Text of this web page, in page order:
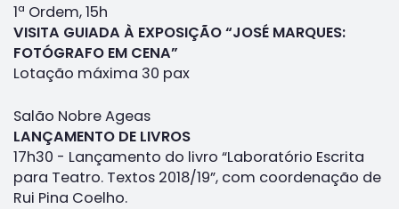
1ª Ordem, 15h
VISITA GUIADA À EXPOSIÇÃO “JOSÉ MARQUES:
FOTÓGRAFO EM CENA”
Lotação máxima 30 pax
Salão Nobre Ageas
LANÇAMENTO DE LIVROS
17h30 - Lançamento do livro “Laboratório Escrita
para Teatro. Textos 2018/19”, com coordenação de
Rui Pina Coelho.